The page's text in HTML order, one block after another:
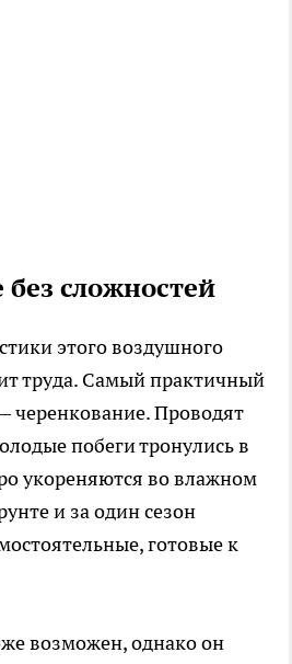
сложностей
этого воздушного
труда. Самый практичный
черенкование. Проводят
побеги тронулись в
укореняются во влажном
и за один сезон
готовые к
возможен, однако он